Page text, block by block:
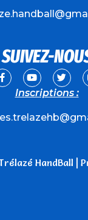
SUIVEZ-
Inscriptions :
HandBall |